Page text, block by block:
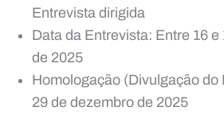
Entrevista dirigida
Data da Entrevista: Entre 16
de 2025
Homologação (Divulgação do
29 de dezembro de 2025